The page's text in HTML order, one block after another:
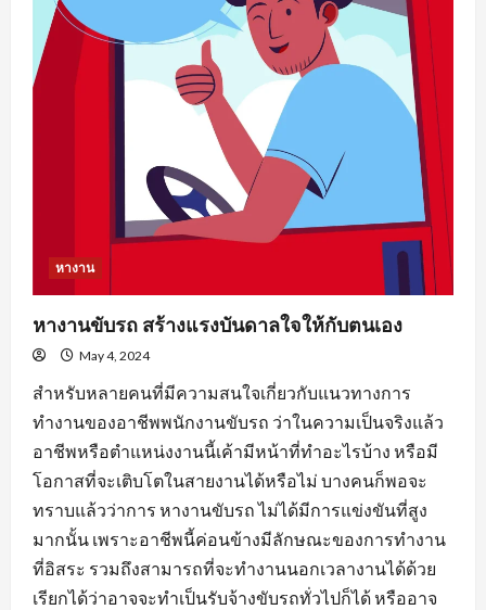
หางาน
หางานขับรถ สร้างแรงบันดาลใจให้กับตนเอง
May 4, 2024
สำหรับหลายคนที่มีความสนใจเกี่ยวกับแนวทางการ
ทำงานของอาชีพพนักงานขับรถ ว่าในความเป็นจริงแล้ว
อาชีพหรือตำแหน่งงานนี้เค้ามีหน้าที่ทำอะไรบ้าง หรือมี
โอกาสที่จะเติบโตในสายงานได้หรือไม่ บางคนก็พอจะ
ทราบแล้วว่าการ หางานขับรถ ไม่ได้มีการแข่งขันที่สูง
มากนั้น เพราะอาชีพนี้ค่อนข้างมีลักษณะของการทำงาน
ที่อิสระ รวมถึงสามารถที่จะทำงานนอกเวลางานได้ด้วย
เรียกได้ว่าอาจจะทำเป็นรับจ้างขับรถทั่วไปก็ได้ หรืออาจ